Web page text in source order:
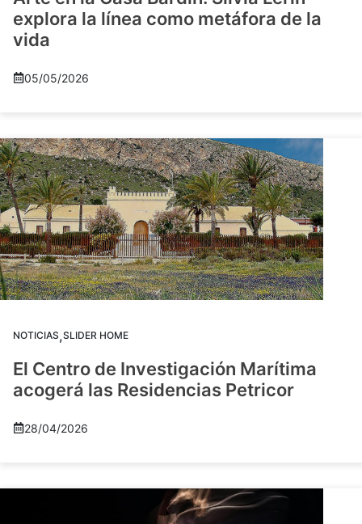
explora la línea como metáfora de la
vida
05/05/2026
NOTICIAS,SLIDER HOME
El Centro de Investigación Marítima
acogerá las Residencias Petricor
28/04/2026